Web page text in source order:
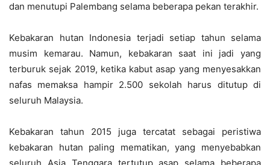
dan menutupi Palembang selama beberapa pekan terakhir.
Kebakaran hutan Indonesia terjadi setiap tahun selama
musim kemarau. Namun, kebakaran saat ini jadi yang
terburuk sejak 2019, ketika kabut asap yang menyesakkan
nafas memaksa hampir 2.500 sekolah harus ditutup di
seluruh Malaysia.
Kebakaran tahun 2015 juga tercatat sebagai peristiwa
kebakaran hutan paling mematikan, yang menyebabkan